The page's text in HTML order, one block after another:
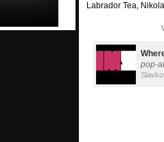
Labrador Tea,
pop-